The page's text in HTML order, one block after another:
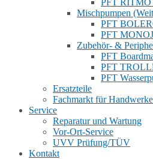
PFT
Mischpumpen
PFT
PFT
Zubehör- &
PFT
PFT
PFT
Ersatzteile
Fachmarkt für
Service
Reparatur und Wartung
Vor-Ort-Service
UVV Prüfung/TÜV
Kontakt